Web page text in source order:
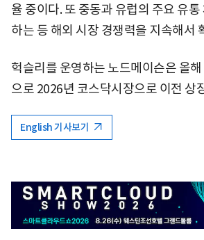
율 중이다. 또 중동과 유럽의 주요 유
하는 등 해외 시장 경쟁력을 지속해서
헉슬리를 운영하는 노드메이슨은 올
으로 2026년 코스닥시장으로 이전 상
English 기사보기